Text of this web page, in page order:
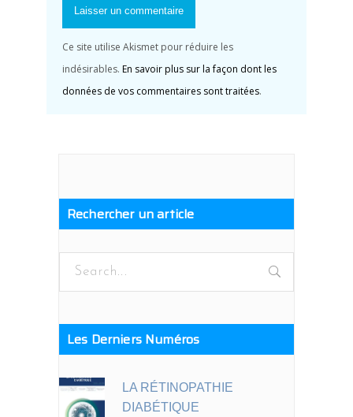
Ce site utilise Akismet pour réduire les
indésirables. En savoir plus sur la façon dont les
données de vos commentaires sont traitées.
Rechercher un article
Search
Les Derniers Numéros
LA RÉTINOPATHIE
DIABÉTIQUE